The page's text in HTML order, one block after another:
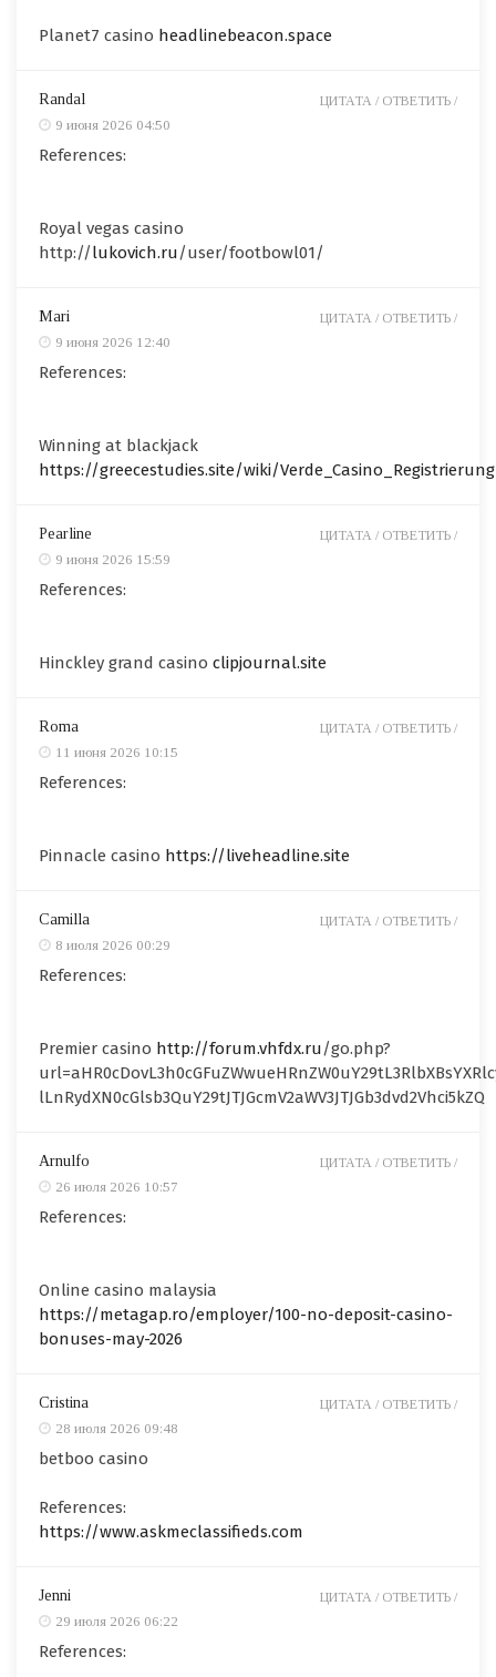
Planet7 casino headlinebeacon.space
Randal
9 июня 2026 04:50
References:
Royal vegas casino
http://lukovich.ru/user/footbowl01/
ЦИТАТА / ОТВЕТИТЬ /
Mari
9 июня 2026 12:40
References:
Winning at blackjack
https://greecestudies.site/wiki/
ЦИТАТА / ОТВЕТИТЬ /
Pearline
9 июня 2026 15:59
References:
Hinckley grand casino clipjournal.site
ЦИТАТА / ОТВЕТИТЬ /
Roma
11 июня 2026 10:15
References:
Pinnacle casino https://liveheadline.site
ЦИТАТА / ОТВЕТИТЬ /
Camilla
8 июля 2026 00:29
References:
Premier casino http://forum.vhfdx.ru/go.php?
lLnRydXN0cGlsb3QuY29tJTJGcmV2aWV3JTJGb3dvd2Vhci5kZQ
ЦИТАТА / ОТВЕТИТЬ /
Arnulfo
26 июля 2026 10:57
References:
Online casino malaysia
https://metagap.ro/employer/100-no-deposit-casino-
bonuses-may-2026
ЦИТАТА / ОТВЕТИТЬ /
Cristina
28 июля 2026 09:48
betboo casino
References:
https://www.askmeclassifieds.com
ЦИТАТА / ОТВЕТИТЬ /
Jenni
29 июля 2026 06:22
References:
ЦИТАТА / ОТВЕТИТЬ /